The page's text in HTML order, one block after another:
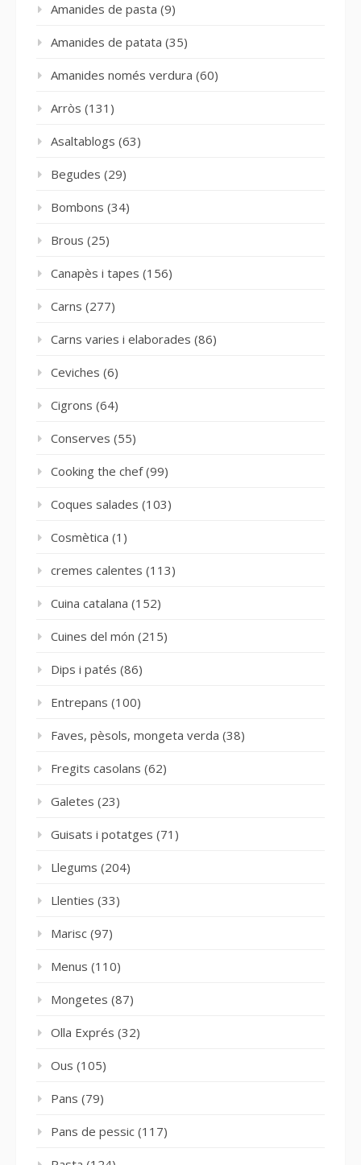
Amanides de pasta (9)
Amanides de patata (35)
Amanides només verdura (60)
Arròs (131)
Asaltablogs (63)
Begudes (29)
Bombons (34)
Brous (25)
Canapès i tapes (156)
Carns (277)
Carns varies i elaborades (86)
Ceviches (6)
Cigrons (64)
Conserves (55)
Cooking the chef(99)
Coques salades (103)
Cosmètica (1)
cremes calentes (113)
Cuina catalana (152)
Cuines del món (215)
Dips i patés (86)
Entrepans (100)
Faves, pèsols, mongeta verda (38)
Fregits casolans (62)
Galetes (23)
Guisats i potatges (71)
Llegums (204)
Llenties (33)
Marisc (97)
Menus (110)
Mongetes (87)
Olla Exprés (32)
Ous (105)
Pans (79)
Pans de pessic (117)